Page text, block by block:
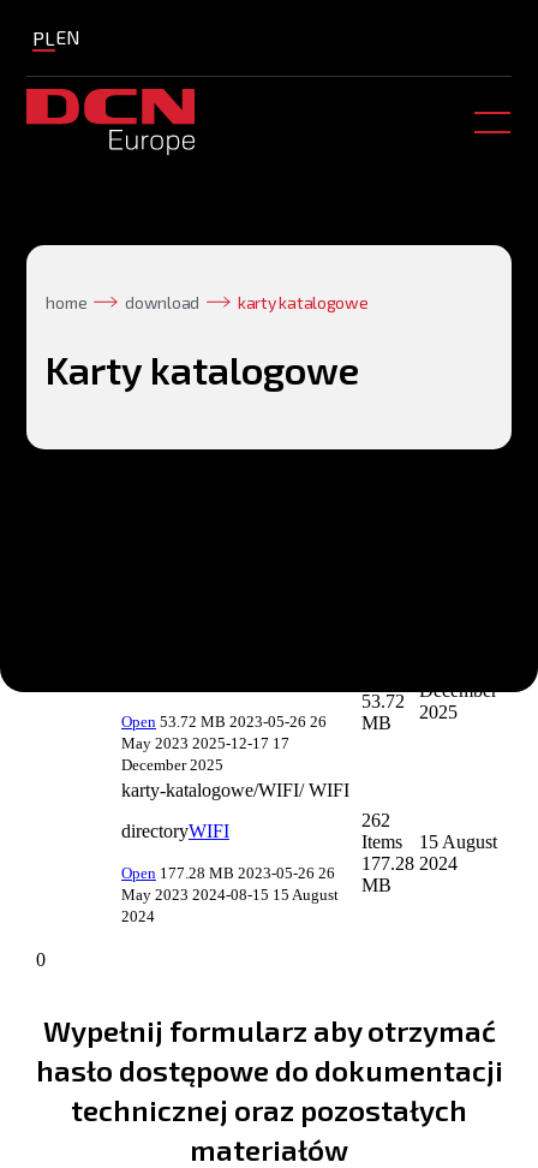
PL EN
home download karty katalogowe
Karty katalogowe
Wypełnij formularz aby otrzymać
hasło dostępowe do dokumentacji
technicznej oraz pozostałych
materiałów